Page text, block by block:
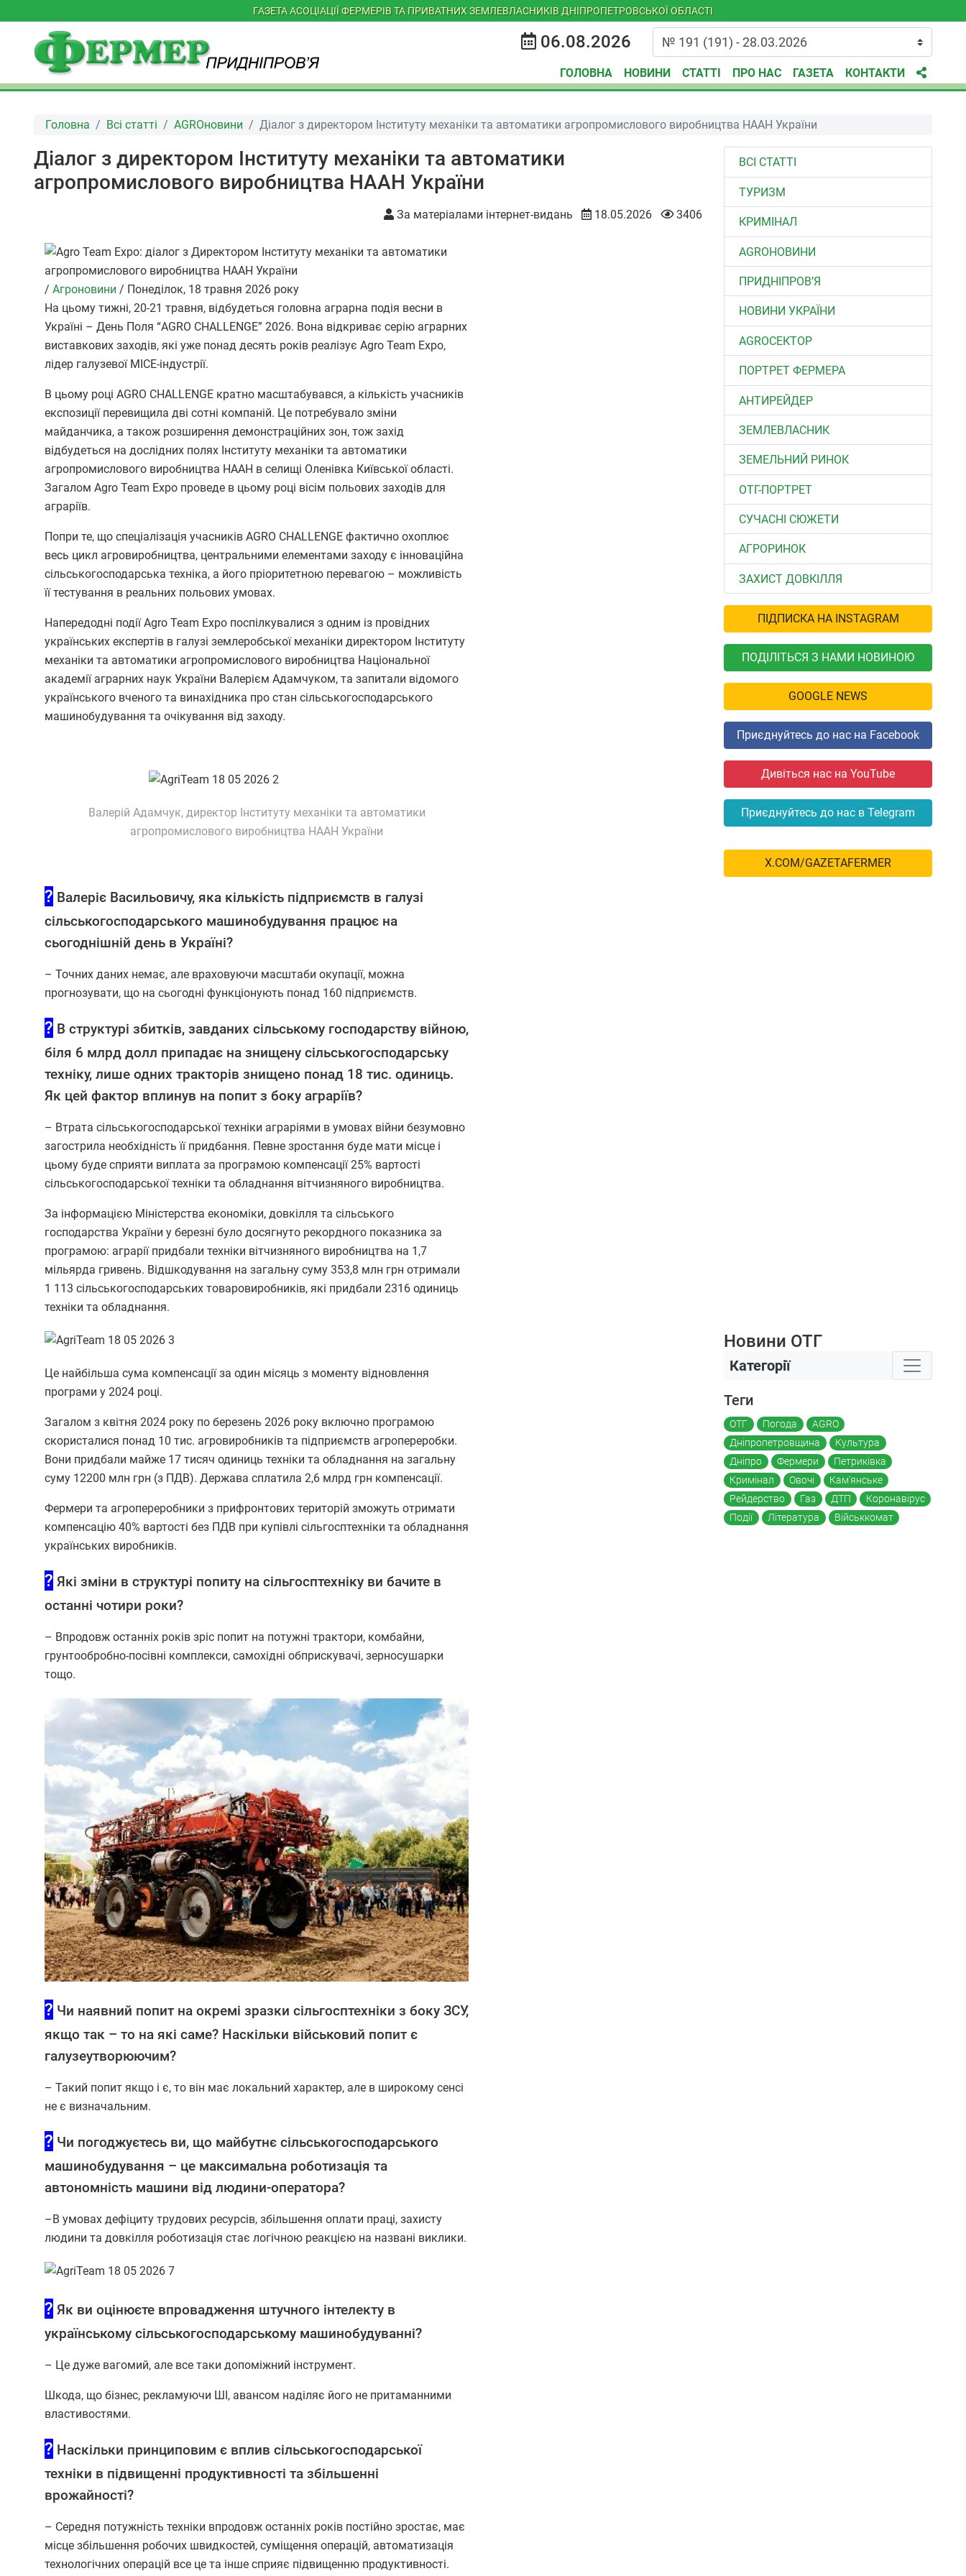
ГАЗЕТА АСОЦІАЦІЇ ФЕРМЕРІВ ТА ПРИВАТНИХ ЗЕМЛЕВЛАСНИКІВ ДНІПРОПЕТРОВСЬКОЇ ОБЛАСТІ
06.08.2026
ГОЛОВНА НОВИНИ СТАТТІ ПРО НАС ГАЗЕТА КОНТАКТИ
Головна Всі статті AGROновини Діалог з директором Інституту механіки та автоматики агропромислового виробництва НААН України
Діалог з директором Інституту механіки та автоматики
агропромислового виробництва НААН України
За матеріалами інтернет-видань 18.05.2026 3406
/ Агроновини / Понеділок, 18 травня 2026 року
На цьому тижні, 20-21 травня, відбудеться головна аграрна подія весни в
Україні – День Поля “AGRO CHALLENGE” 2026. Вона відкриває серію аграрних
виставкових заходів, які уже понад десять років реалізує Agro Team Expo,
лідер галузевої MICE-індустрії.
В цьому році AGRO CHALLENGE кратно масштабувався, а кількість учасників
експозиції перевищила дві сотні компаній. Це потребувало зміни
майданчика, а також розширення демонстраційних зон, тож захід
відбудеться на дослідних полях Інституту механіки та автоматики
агропромислового виробництва НААН в селищі Оленівка Київської області.
Загалом Agro Team Expo проведе в цьому році вісім польових заходів для
аграріїв.
Попри те, що спеціалізація учасників AGRO CHALLENGE фактично охоплює
весь цикл агровиробництва, центральними елементами заходу є інноваційна
сільськогосподарська техніка, а його пріоритетною перевагою – можливість
її тестування в реальних польових умовах.
Напередодні події Agro Team Expo поспілкувалися з одним із провідних
українських експертів в галузі землеробської механіки директором Інституту
механіки та автоматики агропромислового виробництва Національної
академії аграрних наук України Валерієм Адамчуком, та запитали відомого
українського вченого та винахідника про стан сільськогосподарського
машинобудування та очікування від заходу.
Валерій Адамчук, директор Інституту механіки та автоматики
агропромислового виробництва НААН України
? Валеріє Васильовичу, яка кількість підприємств в галузі
сільськогосподарського машинобудування працює на
сьогоднішній день в Україні?
– Точних даних немає, але враховуючи масштаби окупації, можна
прогнозувати, що на сьогодні функціонують понад 160 підприємств.
? В структурі збитків, завданих сільському господарству війною,
біля 6 млрд долл припадає на знищену сільськогосподарську
техніку, лише одних тракторів знищено понад 18 тис. одиниць.
Як цей фактор вплинув на попит з боку аграріїв?
– Втрата сільськогосподарської техніки аграріями в умовах війни безумовно
загострила необхідність її придбання. Певне зростання буде мати місце і
цьому буде сприяти виплата за програмою компенсації 25% вартості
сільськогосподарської техніки та обладнання вітчизняного виробництва.
За інформацією Міністерства економіки, довкілля та сільського
господарства України у березні було досягнуто рекордного показника за
програмою: аграрії придбали техніки вітчизняного виробництва на 1,7
мільярда гривень. Відшкодування на загальну суму 353,8 млн грн отримали
1 113 сільськогосподарських товаровиробників, які придбали 2316 одиниць
техніки та обладнання.
Це найбільша сума компенсації за один місяць з моменту відновлення
програми у 2024 році.
Загалом з квітня 2024 року по березень 2026 року включно програмою
скористалися понад 10 тис. агровиробників та підприємств агропереробки.
Вони придбали майже 17 тисяч одиниць техніки та обладнання на загальну
суму 12200 млн грн (з ПДВ). Держава сплатила 2,6 млрд грн компенсації.
Фермери та агропереробники з прифронтових територій зможуть отримати
компенсацію 40% вартості без ПДВ при купівлі сільгосптехніки та обладнання
українських виробників.
? Які зміни в структурі попиту на сільгосптехніку ви бачите в
останні чотири роки?
– Впродовж останніх років зріс попит на потужні трактори, комбайни,
грунтообробно-посівні комплекси, самохідні обприскувачі, зерносушарки
тощо.
? Чи наявний попит на окремі зразки сільгосптехніки з боку ЗСУ,
якщо так – то на які саме? Наскільки військовий попит є
галузеутворюючим?
– Такий попит якщо і є, то він має локальний характер, але в широкому сенсі
не є визначальним.
? Чи погоджуєтесь ви, що майбутнє сільськогосподарського
машинобудування – це максимальна роботизація та
автономність машини від людини-оператора?
–В умовах дефіциту трудових ресурсів, збільшення оплати праці, захисту
людини та довкілля роботизація стає логічною реакцією на названі виклики.
? Як ви оцінюєте впровадження штучного інтелекту в
українському сільськогосподарському машинобудуванні?
– Це дуже вагомий, але все таки допоміжний інструмент.
Шкода, що бізнес, рекламуючи ШІ, авансом наділяє його не притаманними
властивостями.
? Наскільки принциповим є вплив сільськогосподарської
техніки в підвищенні продуктивності та збільшенні
врожайності?
– Середня потужність техніки впродовж останніх років постійно зростає, має
місце збільшення робочих швидкостей, суміщення операцій, автоматизація
технологічних операцій все це та інше сприяє підвищенню продуктивності.
ВСІ СТАТТІ
ТУРИЗМ
КРИМІНАЛ
AGROНОВИНИ
ПРИДНІПРОВ’Я
НОВИНИ УКРАЇНИ
АGROСЕКТОР
ПОРТРЕТ ФЕРМЕРА
АНТИРЕЙДЕР
ЗЕМЛЕВЛАСНИК
ЗЕМЕЛЬНИЙ РИНОК
ОТГ-ПОРТРЕТ
СУЧАСНІ СЮЖЕТИ
АГРОРИНОК
ЗАХИСТ ДОВКІЛЛЯ
ПІДПИСКА НА INSTAGRAM
ПОДІЛІТЬСЯ З НАМИ НОВИНОЮ
GOOGLE NEWS
Приєднуйтесь до нас на Facebook
Дивіться нас на YouTube
Приєднуйтесь до нас в Telegram
X.COM/GAZETAFERMER
Новини ОТГ
Категорії
Теги
ОТГ Погода
AGRO
Дніпропетровщина
Культура
Дніпро
Фермери
Петриківка
Кримінал
Овочі
Кам'янське
Рейдерство
Газ ДТП
Коронавірус
Події
Література Військкомат